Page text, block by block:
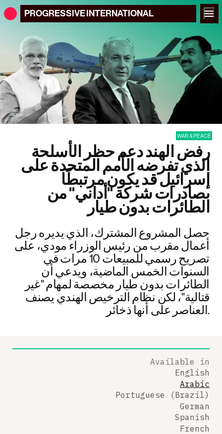
PROGRESSIVEINTERNATIONAL
WAR & PEACE
رفض الهند دعم حظر الأسلحة
الذي تفرضه الأمم المتحدة على
إسرائيل قد يكون مرتبطًا
بصادرات شركة "أداني" من
الطائرات بدون طيار
حصل المشروع المشترك، الذي يديره رجل
أعمال مقرب من رئيس الوزراء مودي، على
تصريح رسمي للمبيعات 10 مرات في
السنوات الخمس الماضية، ويدعي أن
الطائرات بدون طيار مخصصة لمهام "غير
قتالية"، لكن نظام الترخيص الهندي يصنف
العناصر على أنها ذخائر.
Available in
English
Arabic
Portuguese (Brazil)
German
Spanish
French